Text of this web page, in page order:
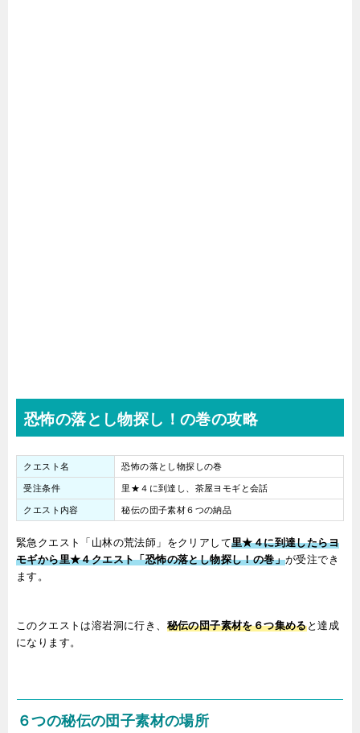
恐怖の落とし物探し！の巻の攻略
クエスト名 恐怖の落とし物探しの巻
受注条件 里★４に到達し、茶屋ヨモギと会話
クエスト内容 秘伝の団子素材６つの納品
緊急クエスト「山林の荒法師」をクリアして里★４に到達したらヨ
モギから里★４クエスト「恐怖の落とし物探し！の巻」が受注でき
ます。
このクエストは溶岩洞に行き、 秘伝の団子素材を６つ集めると達成
になります。
６つの秘伝の団子素材の場所